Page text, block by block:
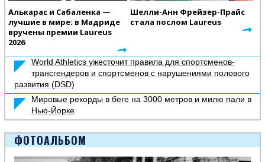
Алькарас и Сабаленка —
лучшие в мире: в Мадриде
вручены премии Laureus
2026
Шелли-Анн Фрейзер-Прайс
стала послом Laureus
World Athletics ужесточит правила для спортсменов-
трансгендеров и спортсменов с нарушениями полового
развития (DSD)
Мировые рекорды в беге на 3000 метров и милю пали в
Нью-Йорке
ФОТОАЛЬБОМ